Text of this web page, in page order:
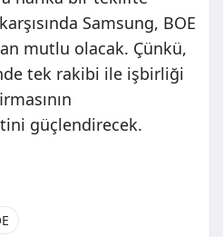
Samsung, BOE
mutlu olacak. Çünkü,
tek rakibi ile işbirliği
güçlendirecek.